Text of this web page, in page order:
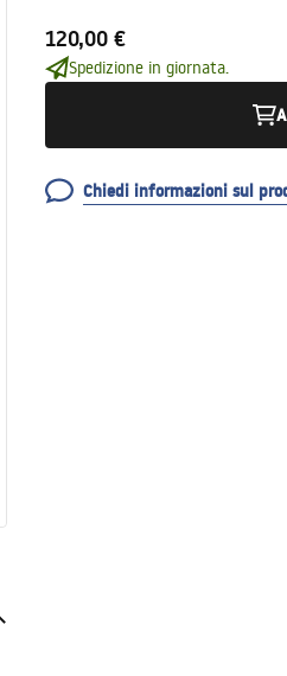
120,00 €
Spedizione in giornata.
Chiedi informazioni sul